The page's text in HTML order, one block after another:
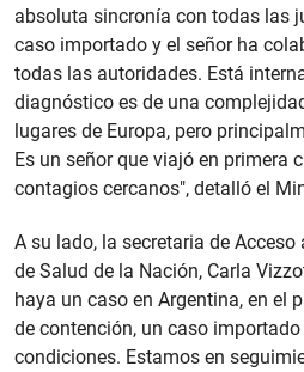
absoluta sincronía con todas las
caso importado y el señor ha
todas las autoridades. Está
diagnóstico es de una
lugares de Europa, pero
Es un señor que viajó en primera
contagios cercanos", detalló el
A su lado, la secretaria de
de Salud de la Nación, Carla
haya un caso en Argentina, en el
de contención, un caso
condiciones. Estamos en